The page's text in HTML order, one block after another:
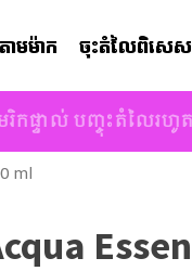
ាមម៉ាក ចុះតំលៃពិសេស
កផ្ទាល់ បញ្ចុះតំលៃរហូ
ml